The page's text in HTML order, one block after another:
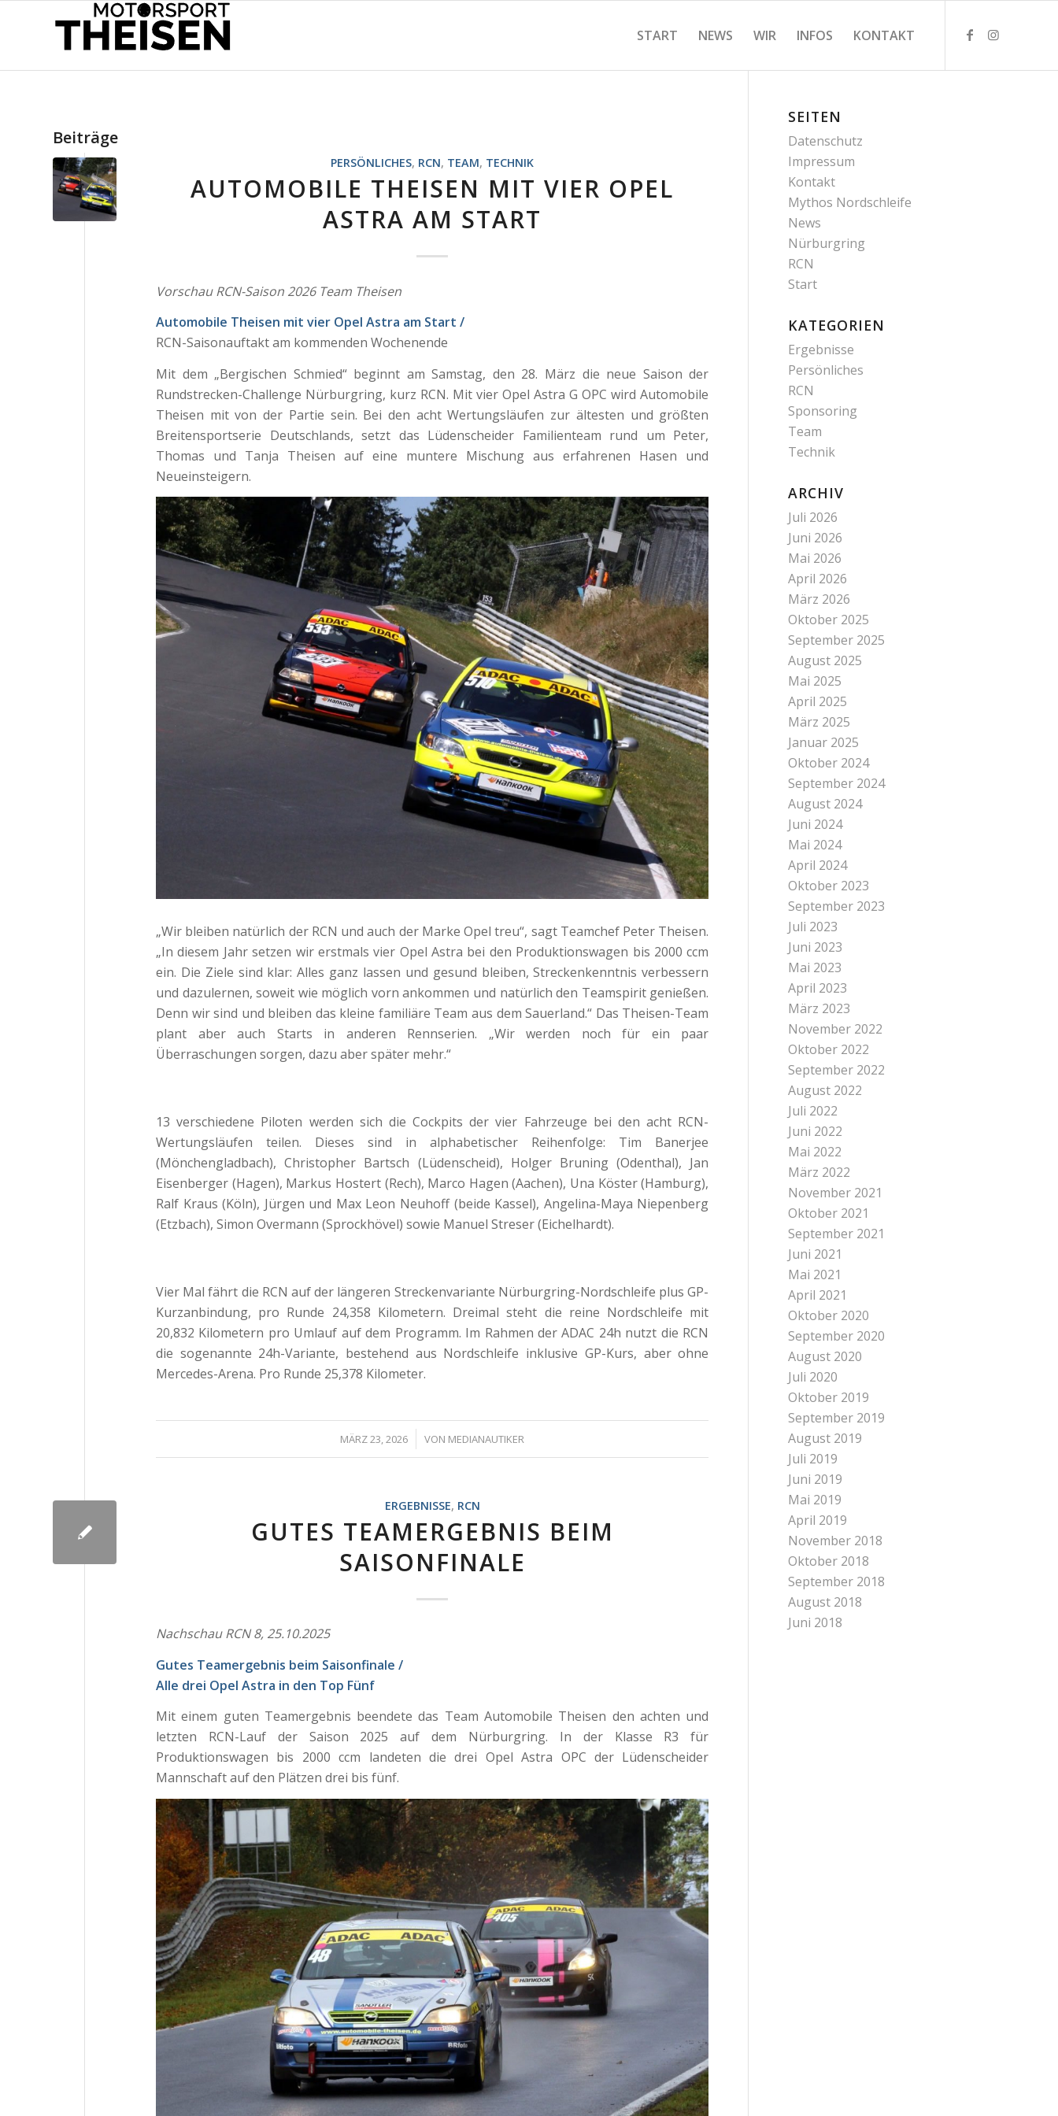
START NEWS WIR INFOS KONTAKT
Beiträge
PERSÖNLICHES, RCN, TEAM, TECHNIK
AUTOMOBILE THEISEN MIT VIER OPEL
ASTRA AM START
Vorschau RCN-Saison 2026 Team Theisen
Automobile Theisen mit vier Opel Astra am Start /
RCN-Saisonauftakt am kommenden Wochenende
Mit dem „Bergischen Schmied“ beginnt am Samstag, den 28. März die neue Saison der
Rundstrecken-Challenge Nürburgring, kurz RCN. Mit vier Opel Astra G OPC wird Automobile
Theisen mit von der Partie sein. Bei den acht Wertungsläufen zur ältesten und größten
Breitensportserie Deutschlands, setzt das Lüdenscheider Familienteam rund um Peter,
Thomas und Tanja Theisen auf eine muntere Mischung aus erfahrenen Hasen und
Neueinsteigern.
„Wir bleiben natürlich der RCN und auch der Marke Opel treu“, sagt Teamchef Peter Theisen.
„In diesem Jahr setzen wir erstmals vier Opel Astra bei den Produktionswagen bis 2000 ccm
ein. Die Ziele sind klar: Alles ganz lassen und gesund bleiben, Streckenkenntnis verbessern
und dazulernen, soweit wie möglich vorn ankommen und natürlich den Teamspirit genießen.
Denn wir sind und bleiben das kleine familiäre Team aus dem Sauerland.“ Das Theisen-Team
plant aber auch Starts in anderen Rennserien. „Wir werden noch für ein paar
Überraschungen sorgen, dazu aber später mehr.“
13 verschiedene Piloten werden sich die Cockpits der vier Fahrzeuge bei den acht RCN-
Wertungsläufen teilen. Dieses sind in alphabetischer Reihenfolge: Tim Banerjee
(Mönchengladbach), Christopher Bartsch (Lüdenscheid), Holger Bruning (Odenthal), Jan
Eisenberger (Hagen), Markus Hostert (Rech), Marco Hagen (Aachen), Una Köster (Hamburg),
Ralf Kraus (Köln), Jürgen und Max Leon Neuhoff (beide Kassel), Angelina-Maya Niepenberg
(Etzbach), Simon Overmann (Sprockhövel) sowie Manuel Streser (Eichelhardt).
Vier Mal fährt die RCN auf der längeren Streckenvariante Nürburgring-Nordschleife plus GP-
Kurzanbindung, pro Runde 24,358 Kilometern. Dreimal steht die reine Nordschleife mit
20,832 Kilometern pro Umlauf auf dem Programm. Im Rahmen der ADAC 24h nutzt die RCN
die sogenannte 24h-Variante, bestehend aus Nordschleife inklusive GP-Kurs, aber ohne
Mercedes-Arena. Pro Runde 25,378 Kilometer.
MÄRZ 23, 2026
/ VON MEDIANAUTIKER
ERGEBNISSE, RCN
GUTES TEAMERGEBNIS BEIM
SAISONFINALE
Nachschau RCN 8, 25.10.2025
Gutes Teamergebnis beim Saisonfinale /
Alle drei Opel Astra in den Top Fünf
Mit einem guten Teamergebnis beendete das Team Automobile Theisen den achten und
letzten RCN-Lauf der Saison 2025 auf dem Nürburgring. In der Klasse R3 für
Produktionswagen bis 2000 ccm landeten die drei Opel Astra OPC der Lüdenscheider
Mannschaft auf den Plätzen drei bis fünf.
SEITEN
Datenschutz
Impressum
Kontakt
Mythos Nordschleife
News
Nürburgring
RCN
Start
KATEGORIEN
Ergebnisse
Persönliches
RCN
Sponsoring
Team
Technik
ARCHIV
Juli 2026
Juni 2026
Mai 2026
April 2026
März 2026
Oktober 2025
September 2025
August 2025
Mai 2025
April 2025
März 2025
Januar 2025
Oktober 2024
September 2024
August 2024
Juni 2024
Mai 2024
April 2024
Oktober 2023
September 2023
Juli 2023
Juni 2023
Mai 2023
April 2023
März 2023
November 2022
Oktober 2022
September 2022
August 2022
Juli 2022
Juni 2022
Mai 2022
März 2022
November 2021
Oktober 2021
September 2021
Juni 2021
Mai 2021
April 2021
Oktober 2020
September 2020
August 2020
Juli 2020
Oktober 2019
September 2019
August 2019
Juli 2019
Juni 2019
Mai 2019
April 2019
November 2018
Oktober 2018
September 2018
August 2018
Juni 2018